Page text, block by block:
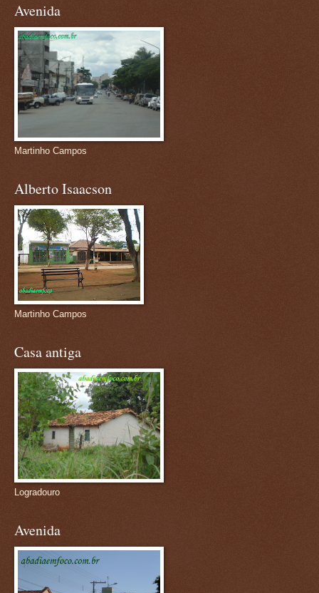
Avenida
Martinho Campos
Alberto Isaacson
Martinho Campos
Casa antiga
Logradouro
Avenida